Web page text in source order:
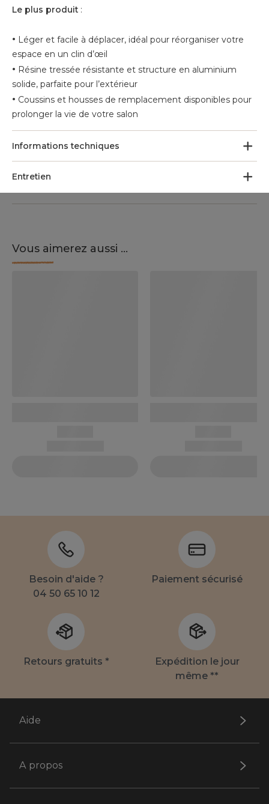
Le plus produit :
• Léger et facile à déplacer, idéal pour réorganiser votre
espace en un clin d’œil
• Résine tressée résistante et structure en aluminium
solide, parfaite pour l’extérieur
• Coussins et housses de remplacement disponibles pour
prolonger la vie de votre salon
Informations techniques
Entretien
Vous aimerez aussi ...
Besoin d'aide ?
04 50 65 10 12
Paiement sécurisé
Retours gratuits *
Expédition le jour
même **
Aide
A propos